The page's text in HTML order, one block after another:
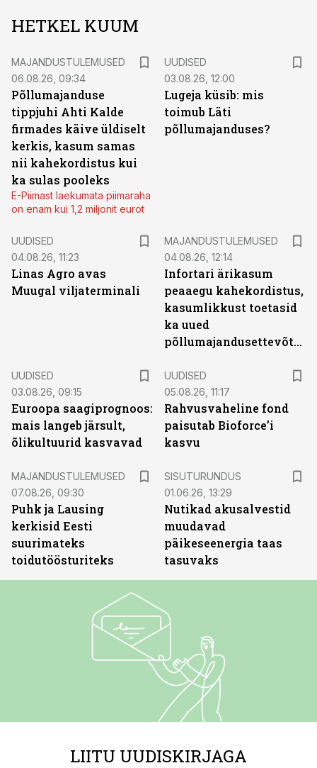
HETKEL KUUM
MAJANDUSTULEMUSED
06.08.26, 09:34
Põllumajanduse
tippjuhi Ahti Kalde
firmades käive üldiselt
kerkis, kasum samas
nii kahekordistus kui
ka sulas pooleks
E-Piimast laekumata piimaraha
on enam kui 1,2 miljonit eurot
UUDISED
03.08.26, 12:00
Lugeja küsib: mis
toimub Läti
põllumajanduses?
UUDISED
04.08.26, 11:23
Linas Agro avas
Muugal viljaterminali
MAJANDUSTULEMUSED
04.08.26, 12:14
Infortari ärikasum
peaaegu kahekordistus,
kasumlikkust toetasid
ka uued
põllumajandusettevõtted
UUDISED
03.08.26, 09:15
Euroopa saagiprognoos:
mais langeb järsult,
õlikultuurid kasvavad
UUDISED
05.08.26, 11:17
Rahvusvaheline fond
paisutab Bioforce’i
kasvu
MAJANDUSTULEMUSED
07.08.26, 09:30
Puhk ja Lausing
kerkisid Eesti
suurimateks
toidutöösturiteks
SISUTURUNDUS
01.06.26, 13:29
Nutikad akusalvestid
muudavad
päikeseenergia taas
tasuvaks
LIITU UUDISKIRJAGA